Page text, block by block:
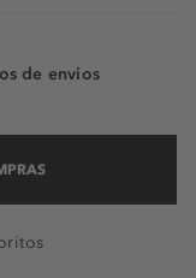
de envios